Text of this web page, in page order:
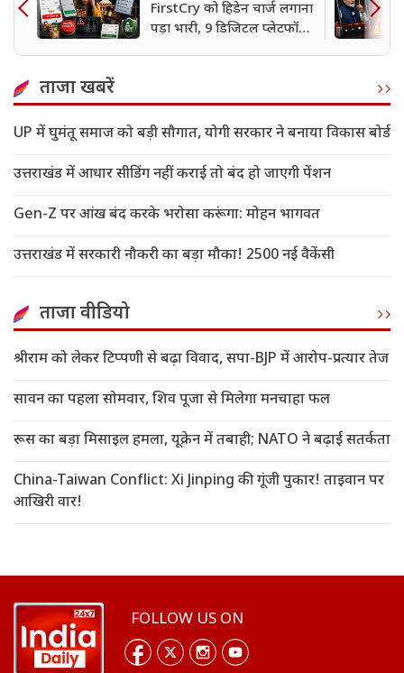
FirstCry को हिडेन चार्ज लगाना
पड़ा भारी, 9 डिजिटल प्लेटफॉर्म्स
ताजा खबरें
UP में घुमंतू समाज को बड़ी सौगात, योगी सरकार ने बनाया विकास बोर्ड
उत्तराखंड में आधार सीडिंग नहीं कराई तो बंद हो जाएगी पेंशन
Gen-Z पर आंख बंद करके भरोसा करूंगा: मोहन भागवत
उत्तराखंड में सरकारी नौकरी का बड़ा मौका! 2500 नई वैकेंसी
ताजा वीडियो
श्रीराम को लेकर टिप्पणी से बढ़ा विवाद, सपा-BJP में आरोप-प्रत्यार तेज
सावन का पहला सोमवार, शिव पूजा से मिलेगा मनचाहा फल
रूस का बड़ा मिसाइल हमला, यूक्रेन में तबाही; NATO ने बढ़ाई सतर्कता
China-Taiwan Conflict: Xi Jinping की गूंजी पुकार! ताइवान पर
आखिरी वार!
FOLLOW US ON